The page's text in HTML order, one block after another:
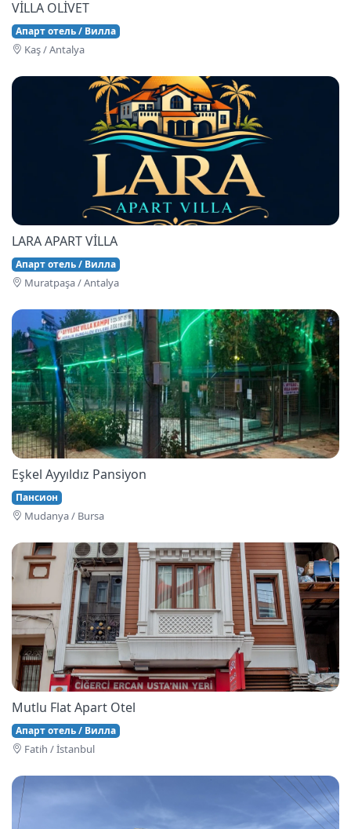
VİLLA OLİVET
Апарт отель / Вилла
Kaş / Antalya
LARA APART VİLLA
Апарт отель / Вилла
Muratpaşa / Antalya
Eşkel Ayyıldız Pansiyon
Пансион
Mudanya / Bursa
Mutlu Flat Apart Otel
Апарт отель / Вилла
Fati̇h / İstanbul